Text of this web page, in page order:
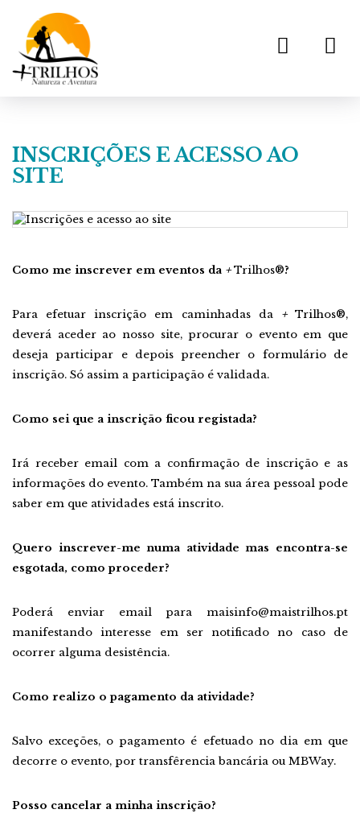
INSCRIÇÕES E ACESSO AO
SITE
Como me inscrever em eventos da +Trilhos®?
Para efetuar inscrição em caminhadas da +Trilhos®,
deverá aceder ao nosso site, procurar o evento em que
deseja participar e depois preencher o formulário de
inscrição. Só assim a participação é validada.
Como sei que a inscrição ficou registada?
Irá receber email com a confirmação de inscrição e as
informações do evento. Também na sua área pessoal pode
saber em que atividades está inscrito.
Quero inscrever-me numa atividade mas encontra-se
esgotada, como proceder?
Poderá enviar email para maisinfo@maistrilhos.pt
manifestando interesse em ser notificado no caso de
ocorrer alguma desistência.
Como realizo o pagamento da atividade?
Salvo exceções, o pagamento é efetuado no dia em que
decorre o evento, por transfêrencia bancária ou MBWay.
Posso cancelar a minha inscrição?